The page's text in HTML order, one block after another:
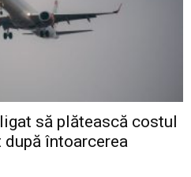
să plătească costul
întoarcerea